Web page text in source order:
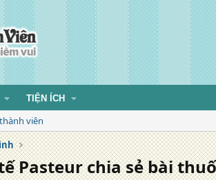
TIỆN ÍCH
viên
Pasteur chia sẻ bài